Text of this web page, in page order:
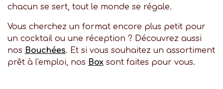
chacun se sert, tout le monde se régale.
Vous cherchez un format encore plus petit pour
un cocktail ou une réception ? Découvrez aussi
nos Bouchées. Et si vous souhaitez un assortiment
prêt à l'emploi, nos Box sont faites pour vous.